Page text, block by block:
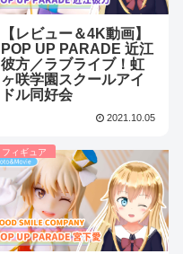
【レビュー＆4K動画】
POP UP PARADE 近江
彼方／ラブライブ！虹
ヶ咲学園スクールアイ
ドル同好会
2021.10.05
フィギュア